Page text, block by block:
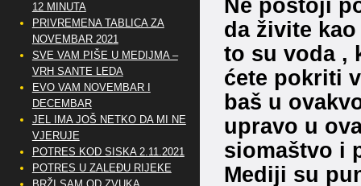
Ne postoji
da živite
to su voda ,
ćete pokriti
baš u
upravo u
siomaštvo i
Mediji su
12 MINUTA
PRIVREMENA TABLICA ZA
NOVEMBAR 2021
SVE VAM PIŠE U MEDIJMA –
VRH SANTE LEDA
EVO VAM NOVEMBAR I
DECEMBAR
JEL IMA JOŠ NETKO DA MI NE
VJERUJE
POTRES KOD SISKA 2.11.2021
POTRES U ZALEĐU RIJEKE